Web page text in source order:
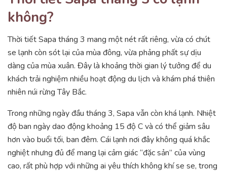
không?
Thời tiết Sapa tháng 3 mang một nét rất riêng, vừa có chút
se lạnh còn sót lại của mùa đông, vừa phảng phất sự dịu
dàng của mùa xuân. Đây là khoảng thời gian lý tưởng để du
khách trải nghiệm nhiều hoạt động du lịch và khám phá thiên
nhiên núi rừng Tây Bắc.
Trong những ngày đầu tháng 3, Sapa vẫn còn khá lạnh. Nhiệt
độ ban ngày dao động khoảng 15 độ C và có thể giảm sâu
hơn vào buổi tối, ban đêm. Cái lạnh nơi đây không quá khắc
nghiệt nhưng đủ để mang lại cảm giác “đặc sản” của vùng
cao, rất phù hợp với những ai yêu thích không khí se se, trong